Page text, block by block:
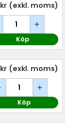
(exkl. moms)
Köp
(exkl. moms)
Köp